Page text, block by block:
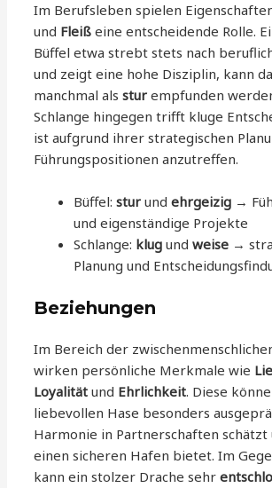
Im Berufsleben spielen
und Fleiß eine entscheidende Rolle.
Büffel etwa strebt stets nach
und zeigt eine hohe Disziplin, kann
manchmal alsstur empfunden
Schlange hingegen trifft kluge
ist aufgrund ihrer strategischen
Führungspositionen anzutreffen.
Büffel:stur undehrgeizig →
und eigenständige Projekte
Schlange: klug undweise →
Planung und
Beziehungen
Im Bereich der
wirken persönliche Merkmale wie
Loyalität und Ehrlichkeit. Diese
liebevollen Hase besonders
Harmonie in Partnerschaften schätzt
einen sicheren Hafen bietet. Im
kann ein stolzer Drache sehr